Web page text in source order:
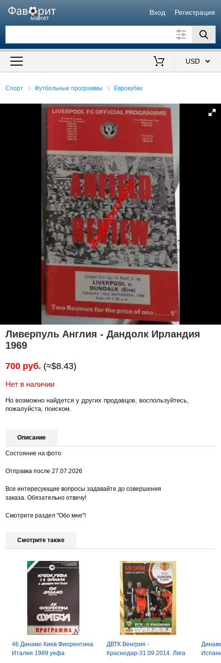
Вход Регистрация
Искать также в описании
Спорт Футбольные программы Еврокубки
Ливерпуль Англия - Дандолк Ирландия
1969
700 руб. (≈$8.43)
Нет в наличии
Но возможно найдется у других продавцов, воспользуйтесь,
пожалуйста, поиском.
Описание
Состояние на фото
Отправка после 27.07.2026
Все интересующие вопросы задавайте до совершения
заказа. Обязательно отвечу!
Смотрите раздел "Обо мне"!
Смотрите также
46 Динамо Киев Фиорентина
Италия 1989 уефа
ДВТК Венгрия -
Краснодар-31.09.2014. Лига